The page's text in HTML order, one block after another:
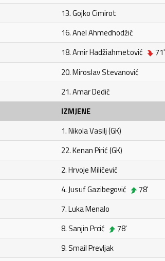
13. Gojko Cimirot
16. Anel Ahmedhodžić
18. Amir Hadžiahmetović
71'
20. Miroslav Stevanović
21. Amar Dedić
IZMJENE
1. Nikola Vasilj (GK)
22. Kenan Pirić (GK)
2. Hrvoje Miličević
4. Jusuf Gazibegović
78'
7. Luka Menalo
8. Sanjin Prcić
78'
9. Smail Prevljak